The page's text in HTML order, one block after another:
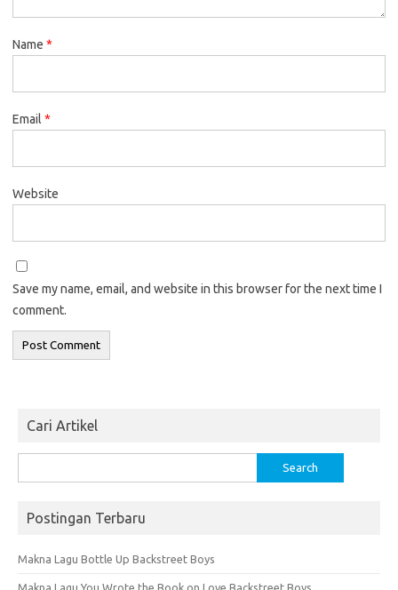
Name *
Email *
Website
Save my name, email, and website in this browser for the next time I
comment.
Cari Artikel
for:
Postingan Terbaru
Makna Lagu Bottle Up Backstreet Boys
Makna Lagu You Wrote the Book on Love Backstreet Boys